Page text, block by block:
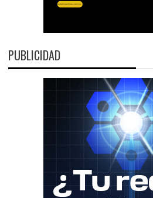
PUBLICIDAD